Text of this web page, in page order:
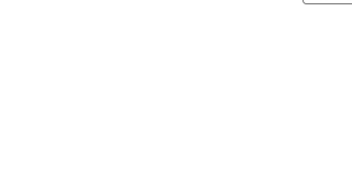
트레이드데스크·웬디스↓
점"